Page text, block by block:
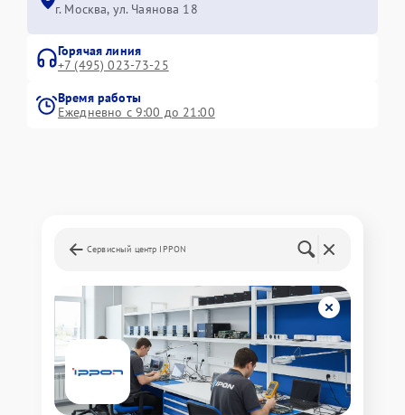
г. Москва, ул. Чаянова 18
Горячая линия
+7 (495) 023-73-25
Время работы
Ежедневно с 9:00 до 21:00
Сервисный центр IPPON